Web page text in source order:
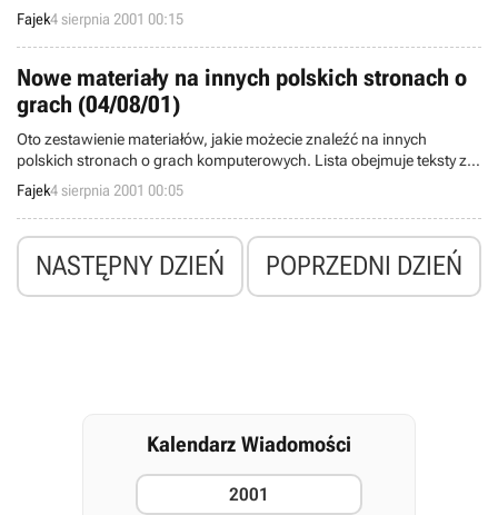
wniosków dowiadując się, że ATI w czwartym kwartale tego roku
ma zamiar zademonstrować układ logiczny o kodowej nazwie A3,
obsługujący procesory Athlon oraz Pentium III (w zależności od
wersji).
Fajek4 sierpnia 2001 00:15
Nowe materiały na innych polskich stronach o
grach (04/08/01)
Oto zestawienie materiałów, jakie możecie znaleźć na innych
polskich stronach o grach komputerowych. Lista obejmuje teksty z
ostatniej doby.
Fajek4 sierpnia 2001 00:05
NASTĘPNY DZIEŃ POPRZEDNI DZIEŃ
Kalendarz Wiadomości
2001